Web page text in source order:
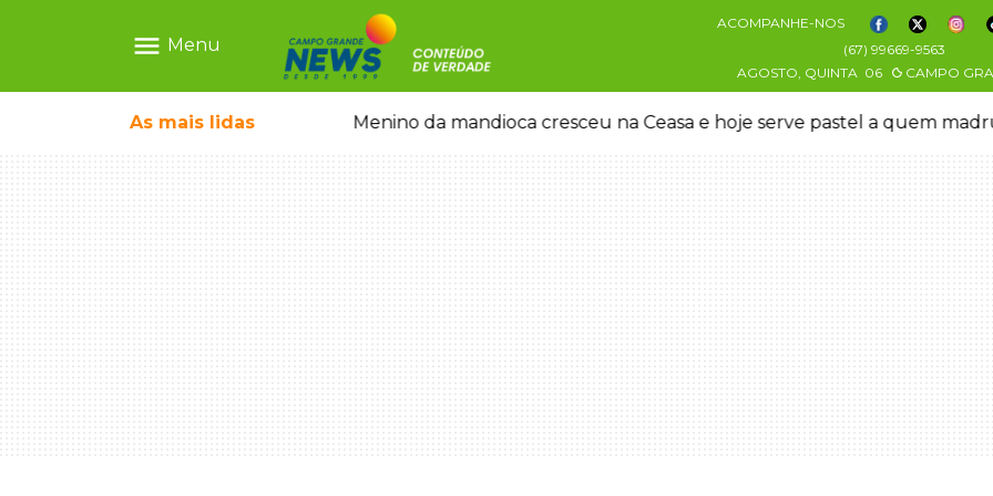
menu Menu
ACOMPANHE-NOS
(67) 99669-9563
AGOSTO, QUINTA 06 CAMPO
As mais lidas
não reconhece o filho queimado Menino da mandioca cresceu na Ceasa e hoje serve pastel a quem